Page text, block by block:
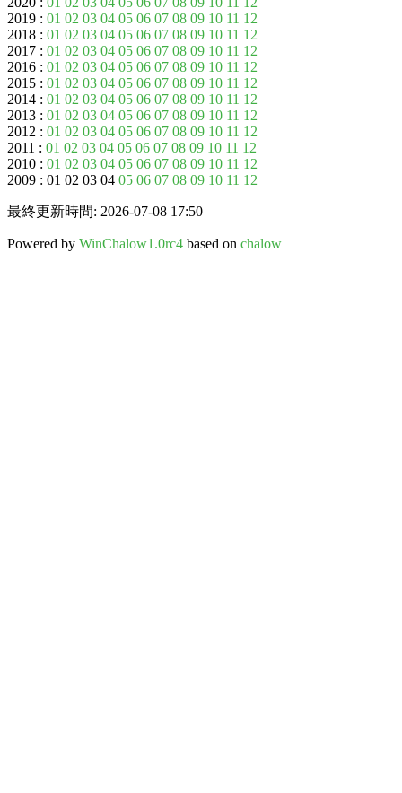
2019 : 01 02 03 04 05 06 07 08 09 10 11 12
2018 : 01 02 03 04 05 06 07 08 09 10 11 12
2017 : 01 02 03 04 05 06 07 08 09 10 11 12
2016 : 01 02 03 04 05 06 07 08 09 10 11 12
2015 : 01 02 03 04 05 06 07 08 09 10 11 12
2014 : 01 02 03 04 05 06 07 08 09 10 11 12
2013 : 01 02 03 04 05 06 07 08 09 10 11 12
2012 : 01 02 03 04 05 06 07 08 09 10 11 12
2011 : 01 02 03 04 05 06 07 08 09 10 11 12
2010 : 01 02 03 04 05 06 07 08 09 10 11 12
2009 : 01 02 03 04 05 06 07 08 09 10 11 12
最終更新時間: 2026-07-08 17:50
Powered by WinChalow1.0rc4 based on chalow